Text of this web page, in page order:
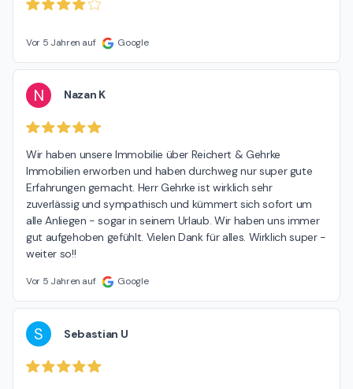
Vor 5 Jahren auf Google
N Nazan K
Wir haben unsere Immobilie über Reichert & Gehrke
Immobilien erworben und haben durchweg nur super gute
Erfahrungen gemacht. Herr Gehrke ist wirklich sehr
zuverlässig und sympathisch und kümmert sich sofort um
alle Anliegen - sogar in seinem Urlaub. Wir haben uns immer
gut aufgehoben gefühlt. Vielen Dank für alles. Wirklich super -
weiter so!!
Vor 5 Jahren auf Google
S Sebastian U